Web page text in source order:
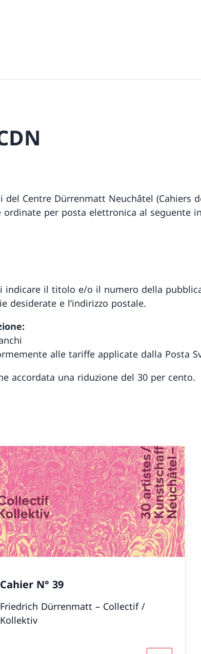
del Centre Dürrenmatt Neuchâtel (Cahiers
ordinate per posta elettronica al seguente
indicare il titolo e/o il numero della
desiderate e l’indirizzo postale.
alle tariffe applicate dalla Posta
accordata una riduzione del 30 per cento.
Cahier N° 39
Friedrich Dürrenmatt – Collectif /
Kollektiv